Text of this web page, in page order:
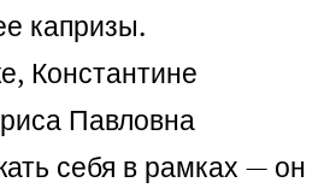
капризы.
Константине
Павловна
себя в рамках — он